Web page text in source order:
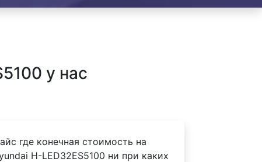
у нас
где конечная стоимость на
H-LED32ES5100 ни при каких